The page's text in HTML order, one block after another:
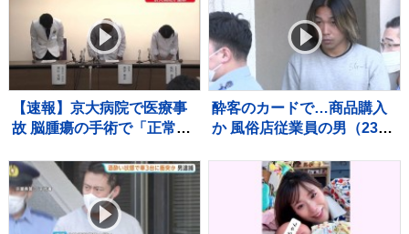
【速報】京大病院で医療事
故 脳腫瘍の手術で「正常な
性患者は自発呼吸できず
酔客のカードで…商品購入
か 風俗店従業員の男（23）
カ返さずに持っていた」自
宅からは他人名義のクレカ
複数枚 警視庁